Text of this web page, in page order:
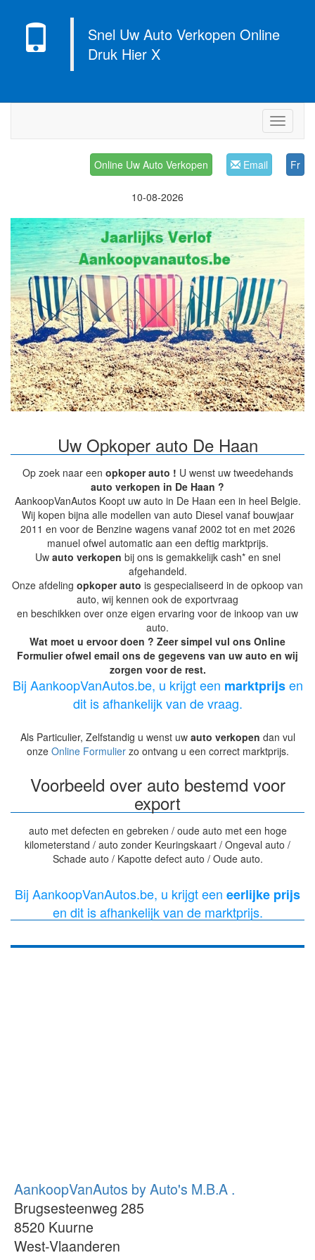
Snel Uw Auto Verkopen Online
Druk Hier X
Fr
Email
Online Uw Auto Verkopen
10-08-2026
Uw Opkoper auto De Haan
Op zoek naar een opkoper auto ! U wenst uw tweedehands
auto verkopen in De Haan ?
AankoopVanAutos Koopt uw auto in De Haan een in heel Belgie.
Wij kopen bijna alle modellen van auto Diesel vanaf bouwjaar
2011 en voor de Benzine wagens vanaf 2002 tot en met 2026
manuel ofwel automatic aan een deftig marktprijs.
Uw auto verkopen bij ons is gemakkelijk cash* en snel
afgehandeld.
Onze afdeling opkoper auto is gespecialiseerd in de opkoop van
auto, wij kennen ook de exportvraag
en beschikken over onze eigen ervaring voor de inkoop van uw
auto.
Wat moet u ervoor doen ? Zeer simpel vul ons Online
Formulier ofwel email ons de gegevens van uw auto en wij
zorgen voor de rest.
Bij AankoopVanAutos.be, u krijgt een marktprijsen
dit is afhankelijk van de vraag.
Als Particulier, Zelfstandig u wenst uw auto verkopen dan vul
onze Online Formulierzo ontvang u een correct marktprijs.
Voorbeeld over auto bestemd voor
export
auto met defecten en gebreken / oude auto met een hoge
kilometerstand / auto zonder Keuringskaart / Ongeval auto /
Schade auto / Kapotte defect auto / Oude auto.
Bij AankoopVanAutos.be, u krijgt een eerlijke prijs
en dit is afhankelijk van de marktprijs.
AankoopVanAutos by Auto's M.B.A .
Brugsesteenweg 285
8520 Kuurne
West-Vlaanderen